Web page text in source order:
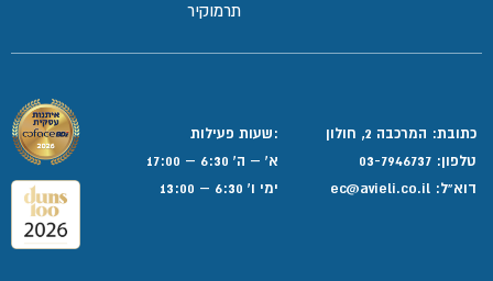
תרמוקיר
כתובת: המרכבה 2, חולון
טלפון: 03-7946737
דוא”ל:
:שעות פעילות
א' – ה' 6:30 – 17:00
ימי ו' 6:30 – 13:00